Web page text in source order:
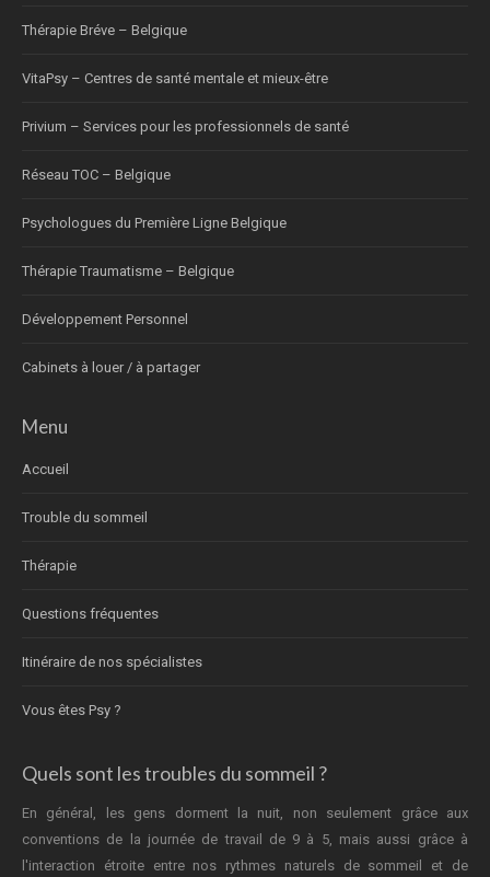
Thérapie Bréve – Belgique
VitaPsy – Centres de santé mentale et mieux-être
Privium – Services pour les professionnels de santé
Réseau TOC – Belgique
Psychologues du Première Ligne Belgique
Thérapie Traumatisme – Belgique
Développement Personnel
Cabinets à louer / à partager
Menu
Accueil
Trouble du sommeil
Thérapie
Questions fréquentes
Itinéraire de nos spécialistes
Vous êtes Psy ?
Quels sont les troubles du sommeil ?
En général, les gens dorment la nuit, non seulement grâce aux
conventions de la journée de travail de 9 à 5, mais aussi grâce à
l'interaction étroite entre nos rythmes naturels de sommeil et de